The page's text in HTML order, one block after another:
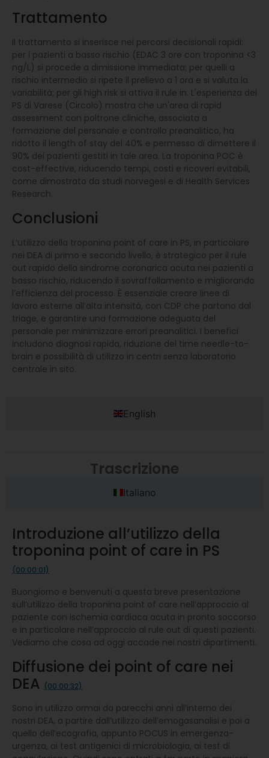
English
Trattamento
Il trattamento si inserisce nei percorsi decisionali rapidi:
per i pazienti a basso rischio (EDAC 3 ore con troponina <3
ng/L) si procede a dimissione immediata; per quelli a
rischio intermedio si ripete il prelievo a 1 ora e si valuta la
variabilità; per gli high risk si attiva il rule in. L'esperienza del
PS di Varese (Circolo) mostra che un'area di rapid
assessment con poltrone cliniche, associata a
formazione del personale e controllo preanalitico, ha
ridotto il length of stay del 40% e permesso di dimettere il
90% dei pazienti gestiti in tale area. La troponina POC è
cost-effective, riducendo tempi, costi e ricoveri evitabili,
come dimostrato da studi norvegesi e di Health Services
Research.
Conclusioni
L’utilizzo della troponina point of care in PS, in particolare
nei DEA di primo e secondo livello, è strategico per il rule
out rapido della sindrome coronarica acuta nei pazienti a
basso rischio, riducendo il sovraffollamento e migliorando
l’efficienza del processo. È essenziale creare linee di
lavoro esterne all’alta intensità, con CDP che partono dal
triage, e garantire una formazione adeguata del
personale per minimizzare errori preanalitici. I benefici
includono diagnosi rapida, riduzione del time needle-to-
brain e possibilità di utilizzo in centri senza laboratorio
centrale in sito.
Trascrizione
Italiano
Introduzione all’utilizzo della
troponina point of care in PS
(00:00:01)
Buongiorno e benvenuti a questa breve presentazione
sull’utilizzo della troponina point of care nell’approccio al
paziente con ischemia cardiaca acuta in pronto soccorso
e in particolare nell’approccio al rule out di questi pazienti.
Vediamo che cosa ad oggi accade nei nostri dipartimenti.
Diffusione dei point of care nei
DEA (00:00:32)
Sono in utilizzo ormai da parecchi anni all’interno dei
nostri DEA, a partire dall’utilizzo dell’emogasanalisi e poi a
quello dell’ecografia, appunto POCUS in emergenza-
urgenza, ai test antigenici di microbiologia, ai test di